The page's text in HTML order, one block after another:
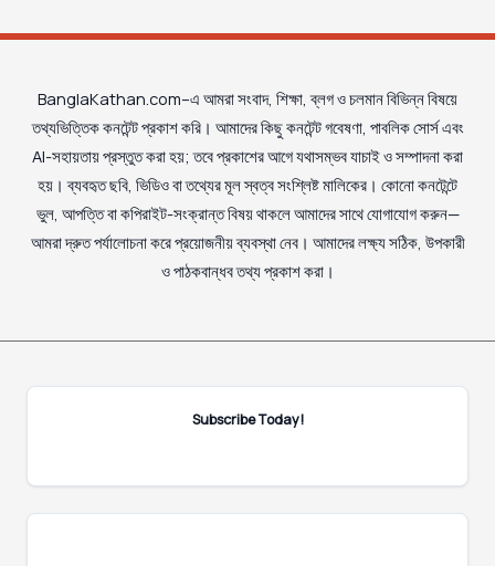
BanglaKathan.com–এ আমরা সংবাদ, শিক্ষা, ব্লগ ও চলমান বিভিন্ন বিষয়ে
তথ্যভিত্তিক কনটেন্ট প্রকাশ করি। আমাদের কিছু কনটেন্ট গবেষণা, পাবলিক সোর্স এবং
AI-সহায়তায় প্রস্তুত করা হয়; তবে প্রকাশের আগে যথাসম্ভব যাচাই ও সম্পাদনা করা
হয়। ব্যবহৃত ছবি, ভিডিও বা তথ্যের মূল স্বত্ব সংশ্লিষ্ট মালিকের। কোনো কনটেন্টে
ভুল, আপত্তি বা কপিরাইট-সংক্রান্ত বিষয় থাকলে আমাদের সাথে যোগাযোগ করুন—
আমরা দ্রুত পর্যালোচনা করে প্রয়োজনীয় ব্যবস্থা নেব। আমাদের লক্ষ্য সঠিক, উপকারী
ও পাঠকবান্ধব তথ্য প্রকাশ করা।
Subscribe Today!